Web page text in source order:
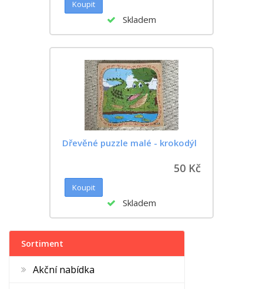
Skladem
Dřevěné puzzle malé - krokodýl
50 Kč
Skladem
Sortiment
Akční nabídka